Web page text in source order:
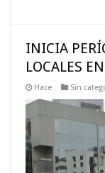
INICIA
LOCALES
Hace Sin